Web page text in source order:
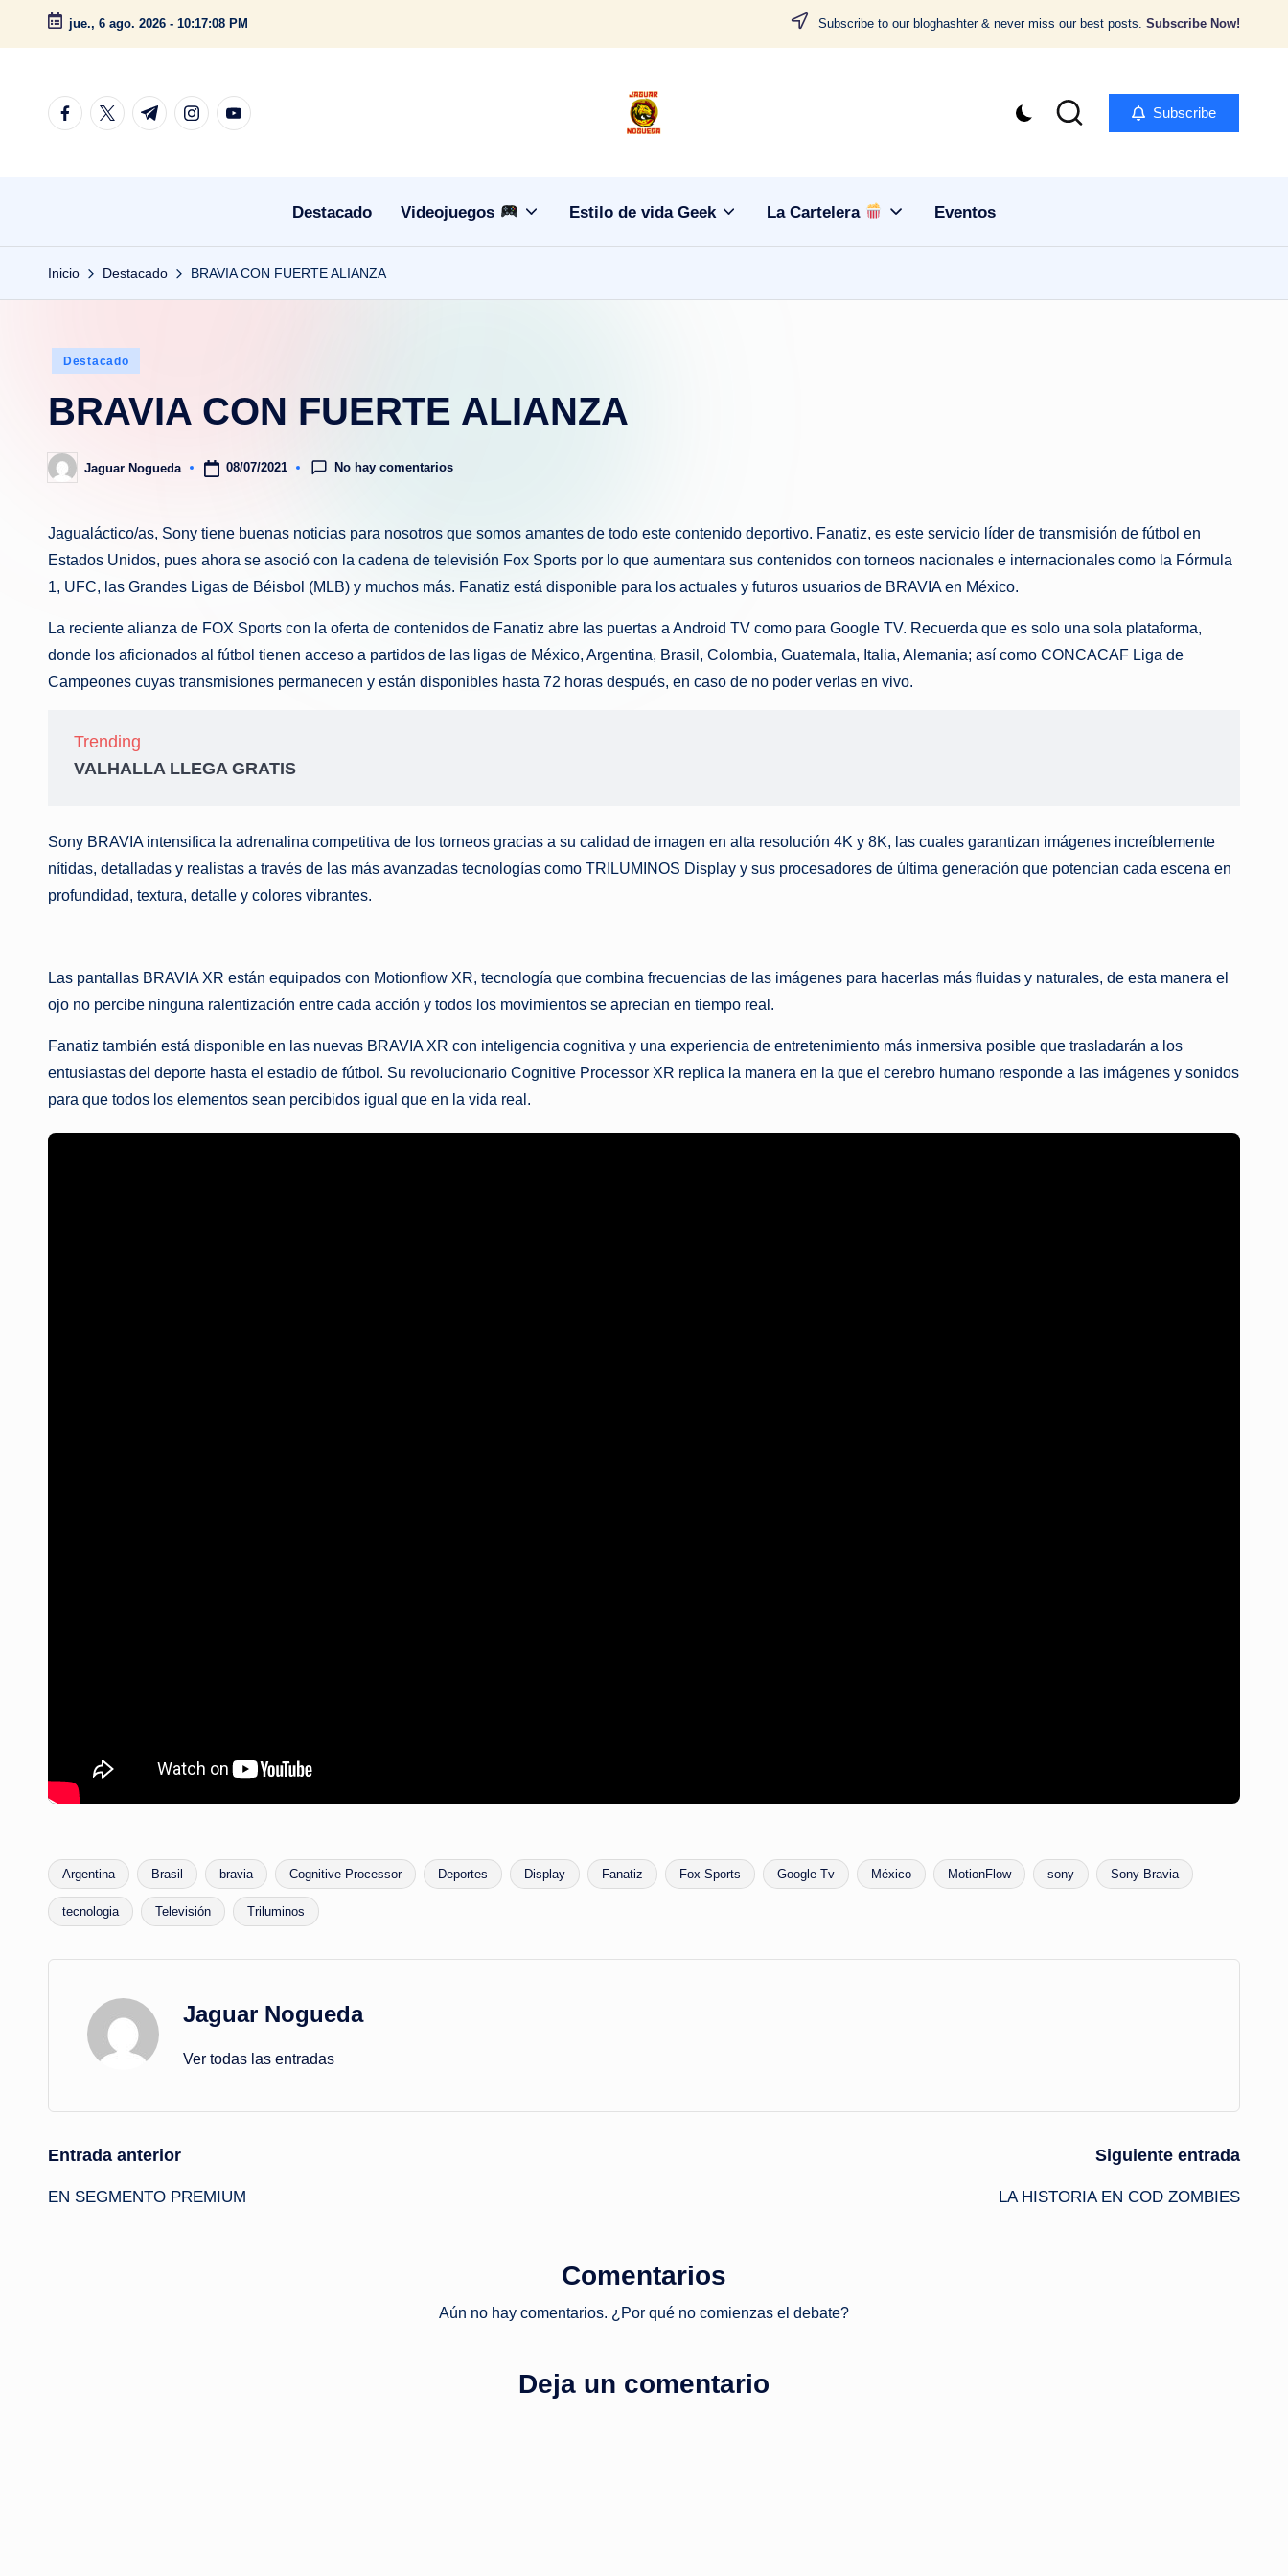
Saltar
contenido
jue., 6 ago. 2026 - 10:17:08 PM Subscribe to our bloghashter & never miss our best posts. Subscribe Now!
facebook.com
twitter.com
t.me instagram.com
youtube.com
J
g
u
a
e
d
CONTENIDO
Subscribe
Destacado Videojuegos Estilo de vida Geek La Cartelera Eventos
Inicio Destacado BRAVIA CON FUERTE ALIANZA
Publicado
Destacado
BRAVIA CON FUERTE ALIANZA
Publicado
por
Jaguar Nogueda 08/07/2021 No hay comentarios
Jagualáctico/as, Sony tiene buenas noticias para nosotros que somos amantes de todo este contenido deportivo. Fanatiz, es este servicio líder de transmisión de fútbol en
Estados Unidos, pues ahora se asoció con la cadena de televisión Fox Sports por lo que aumentara sus contenidos con torneos nacionales e internacionales como la Fórmula
1, UFC, las Grandes Ligas de Béisbol (MLB) y muchos más. Fanatiz está disponible para los actuales y futuros usuarios de BRAVIA en México.
La reciente alianza de FOX Sports con la oferta de contenidos de Fanatiz abre las puertas a Android TV como para Google TV. Recuerda que es solo una sola plataforma,
donde los aficionados al fútbol tienen acceso a partidos de las ligas de México, Argentina, Brasil, Colombia, Guatemala, Italia, Alemania; así como CONCACAF Liga de
Campeones cuyas transmisiones permanecen y están disponibles hasta 72 horas después, en caso de no poder verlas en vivo.
Trending
VALHALLA LLEGA GRATIS
Sony BRAVIA intensifica la adrenalina competitiva de los torneos gracias a su calidad de imagen en alta resolución 4K y 8K, las cuales garantizan imágenes increíblemente
nítidas, detalladas y realistas a través de las más avanzadas tecnologías como TRILUMINOS Display y sus procesadores de última generación que potencian cada escena en
profundidad, textura, detalle y colores vibrantes.
Las pantallas BRAVIA XR están equipados con Motionflow XR, tecnología que combina frecuencias de las imágenes para hacerlas más fluidas y naturales, de esta manera el
ojo no percibe ninguna ralentización entre cada acción y todos los movimientos se aprecian en tiempo real.
Fanatiz también está disponible en las nuevas BRAVIA XR con inteligencia cognitiva y una experiencia de entretenimiento más inmersiva posible que trasladarán a los
entusiastas del deporte hasta el estadio de fútbol. Su revolucionario Cognitive Processor XR replica la manera en la que el cerebro humano responde a las imágenes y sonidos
para que todos los elementos sean percibidos igual que en la vida real.
Etiquetas:
Argentina Brasil bravia Cognitive Processor Deportes Display Fanatiz Fox Sports Google Tv México MotionFlow sony Sony Bravia
tecnologia Televisión Triluminos
Jaguar Nogueda
Ver todas las entradas
Navegación
de
Entrada anterior
EN SEGMENTO PREMIUM
Siguiente entrada
LA HISTORIA EN COD ZOMBIES
Comentarios
Aún no hay comentarios. ¿Por qué no comienzas el debate?
Deja un comentario